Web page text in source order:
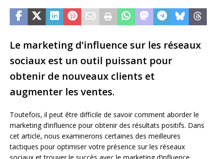
Le marketing d’influence sur les réseaux
sociaux est un outil puissant pour
obtenir de nouveaux clients et
augmenter les ventes.
Toutefois, il peut être difficile de savoir comment aborder le
marketing d’influence pour obtenir des résultats positifs. Dans
cet article, nous examinerons certaines des meilleures
tactiques pour optimiser votre présence sur les réseaux
sociaux et trouver le succès avec le marketing d’influence.